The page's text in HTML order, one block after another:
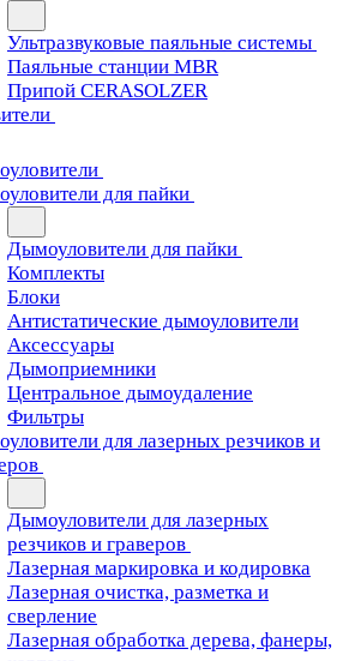
Ультразвуковые паяльные системы
Паяльные станции MBR
Припой CERASOLZER
для пайки
Дымоуловители для пайки
Комплекты
Блоки
Антистатические дымоуловители
Аксессуары
Дымоприемники
Центральное дымоудаление
Фильтры
для лазерных резчиков и
Дымоуловители для лазерных
резчиков и граверов
Лазерная маркировка и кодировка
Лазерная очистка, разметка и
сверление
Лазерная обработка дерева, фанеры,